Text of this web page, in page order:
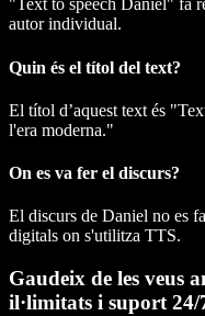
"Text to speech Daniel" fa
autor individual.
Quin és el títol del text?
El títol d’aquest text és
l'era moderna."
On es va fer el discurs?
El discurs de Daniel no es
digitals on s'utilitza TTS.
Gaudeix de les veus
il·limitats i suport 24/